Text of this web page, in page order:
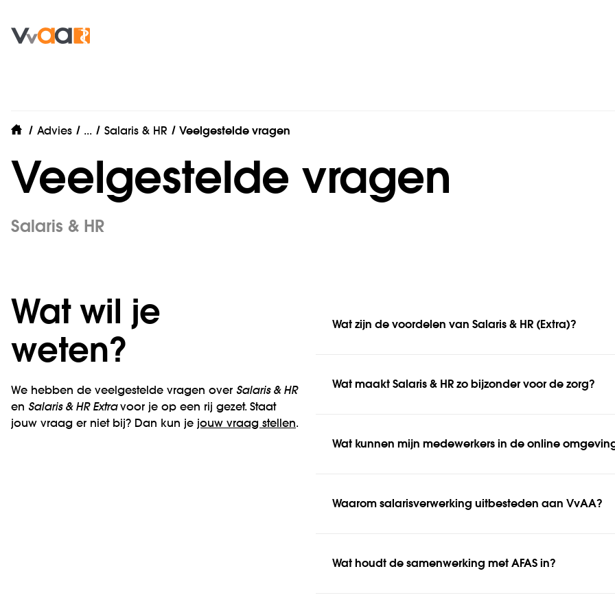
home
Advies ... Werkgeverszaken
Salaris & HR Veelgestelde vragen
Veelgestelde vragen
Salaris & HR
Wat wil je
weten?
We hebben de veelgestelde vragen over Salaris & HR
en Salaris & HR Extravoor je op een rij gezet. Staat
jouw vraag er niet bij? Dan kun je jouw vraag stellen.
Wat zijn de voordelen van Salaris & HR (Extra)?
Wat maakt Salaris & HR zo bijzonder voor de zorg?
Wat kunnen mijn medewerkers in de online
Waarom salarisverwerking uitbesteden aan VvAA?
Wat houdt de samenwerking met AFAS in?